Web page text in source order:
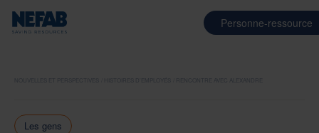
Personne-ressource
HISTOIRES D’EMPLOYÉS RENCONTRE AVEC ALEXANDRE
Les gens